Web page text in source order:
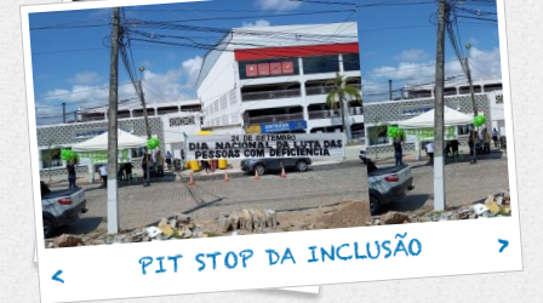
PIT STOP DA INCLUSÃO